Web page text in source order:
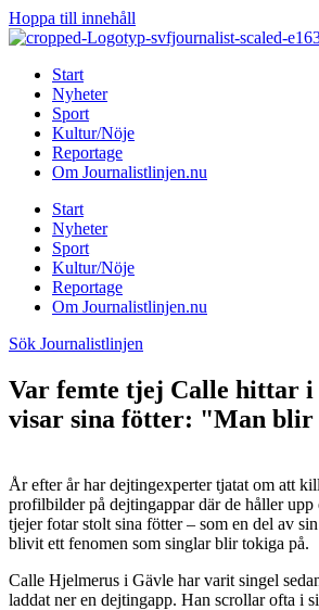
Hoppa till innehåll
Start
Nyheter
Sport
Kultur/Nöje
Reportage
Om Journalistlinjen.nu
Start
Nyheter
Sport
Kultur/Nöje
Reportage
Om Journalistlinjen.nu
Sök Journalistlinjen
Var femte tjej Calle hittar i
visar sina fötter: "Man blir
År efter år har dejtingexperter tjatat om att
profilbilder på dejtingappar där de håller
tjejer fotar stolt sina fötter – som en del av
blivit ett fenomen som singlar blir tokiga på.
Calle Hjelmerus i Gävle har varit singel
laddat ner en dejtingapp. Han scrollar ofta i